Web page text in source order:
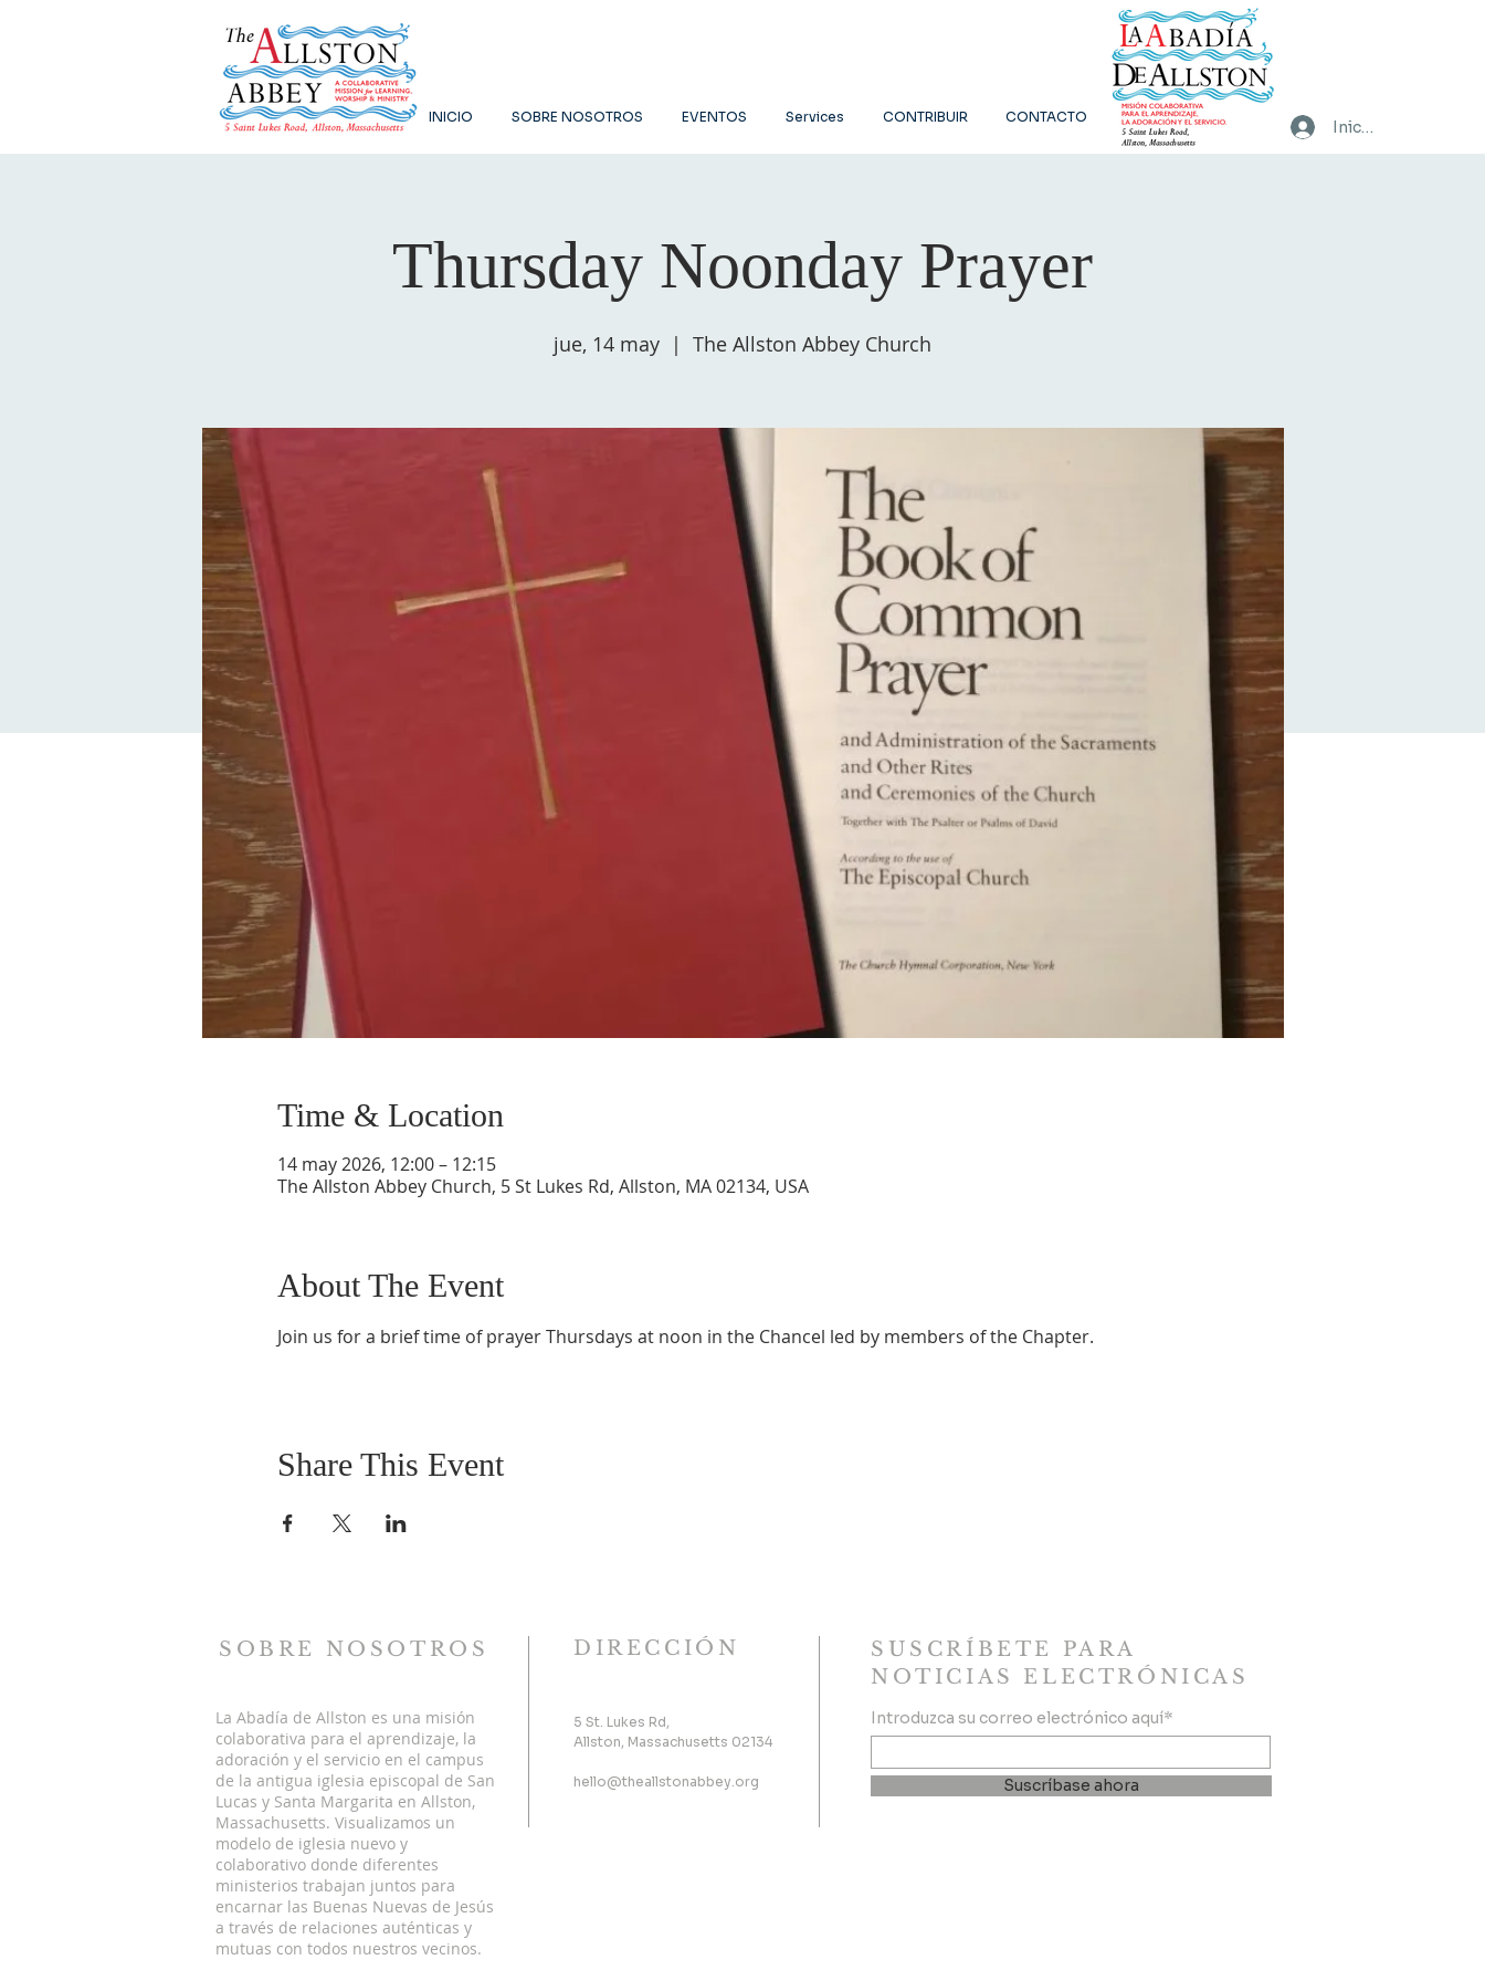
INICIO SOBRE NOSOTROS EVENTOS Services CONTRIBUIR CONTACTO Iniciar sesión
Thursday Noonday Prayer
jue, 14 may
  |
The Allston Abbey Church
Time & Location
14 may 2026, 12:00 – 12:15
The Allston Abbey Church, 5 St Lukes Rd, Allston, MA 02134, USA
About The Event
Join us for a brief time of prayer Thursdays at noon in the Chancel led by members of the Chapter.
Share This Event
SOBRE NOSOTROS
La Abadía de Allston es una misión
colaborativa para el aprendizaje, la
adoración y el servicio en el campus
de la antigua iglesia episcopal de San
Lucas y Santa Margarita en Allston,
Massachusetts. Visualizamos un
modelo de iglesia nuevo y
colaborativo donde diferentes
ministerios trabajan juntos para
encarnar las Buenas Nuevas de Jesús
a través de relaciones auténticas y
mutuas con todos nuestros vecinos.
DIRECCIÓN
5 St. Lukes Rd,
Allston, Massachusetts 02134
hello@theallstonabbey.org
SUSCRÍBETE PARA
NOTICIAS ELECTRÓNICAS
Introduzca su correo electrónico aquí*
Suscríbase ahora